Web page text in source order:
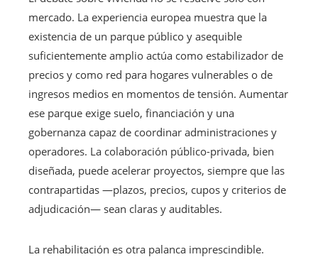
mercado. La experiencia europea muestra que la
existencia de un parque público y asequible
suficientemente amplio actúa como estabilizador de
precios y como red para hogares vulnerables o de
ingresos medios en momentos de tensión. Aumentar
ese parque exige suelo, financiación y una
gobernanza capaz de coordinar administraciones y
operadores. La colaboración público-privada, bien
diseñada, puede acelerar proyectos, siempre que las
contrapartidas —plazos, precios, cupos y criterios de
adjudicación— sean claras y auditables.
La rehabilitación es otra palanca imprescindible.